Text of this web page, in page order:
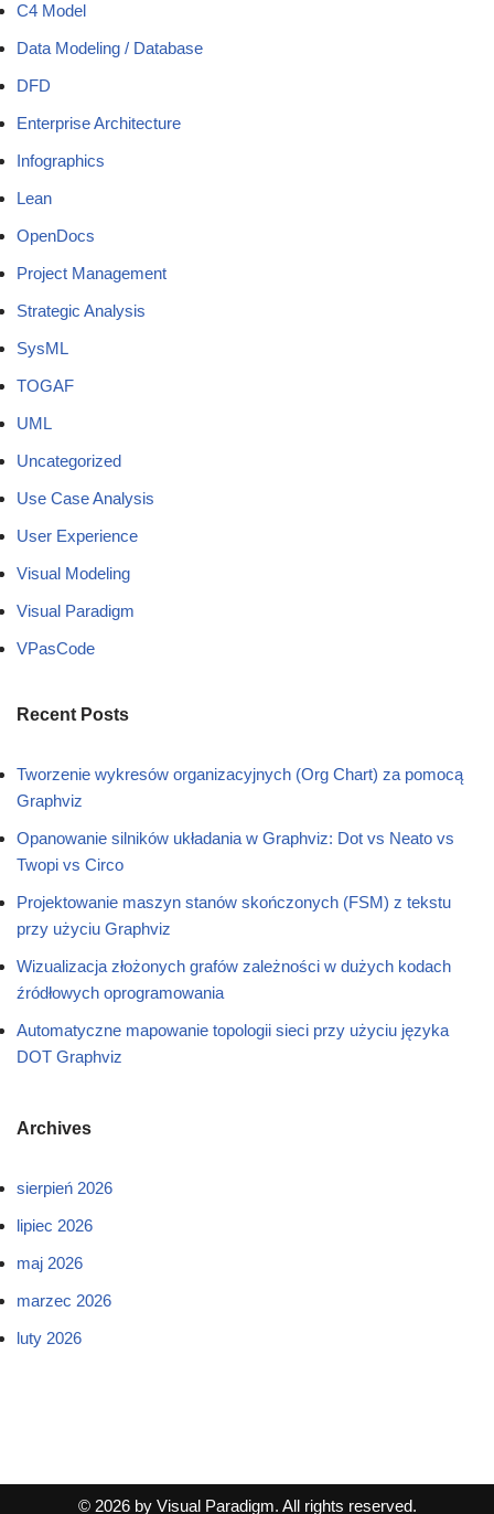
C4 Model
Data Modeling / Database
DFD
Enterprise Architecture
Infographics
Lean
OpenDocs
Project Management
Strategic Analysis
SysML
TOGAF
UML
Uncategorized
Use Case Analysis
User Experience
Visual Modeling
Visual Paradigm
VPasCode
Recent Posts
Tworzenie wykresów organizacyjnych (Org Chart) za pomocą
Graphviz
Opanowanie silników układania w Graphviz: Dot vs Neato vs
Twopi vs Circo
Projektowanie maszyn stanów skończonych (FSM) z tekstu
przy użyciu Graphviz
Wizualizacja złożonych grafów zależności w dużych kodach
źródłowych oprogramowania
Automatyczne mapowanie topologii sieci przy użyciu języka
DOT Graphviz
Archives
sierpień 2026
lipiec 2026
maj 2026
marzec 2026
luty 2026
© 2026 by Visual Paradigm. All rights reserved.